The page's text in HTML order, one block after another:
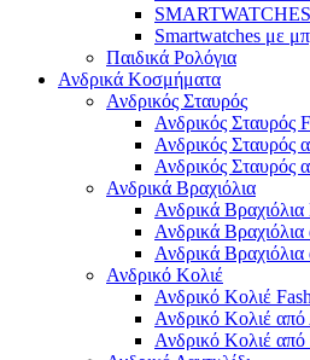
Smartwatches με
Παιδικά Ρολόγια
Ανδρικά Κοσμήματα
Ανδρικός Σταυρός
Ανδρικός Σταυρός
Ανδρικός Σταυρός
Ανδρικός Σταυρός
Ανδρικά Βραχιόλια
Ανδρικά
Ανδρικά
Ανδρικά
Ανδρικό Κολιέ
Ανδρικό Κολιέ
Ανδρικό Κολιέ
Ανδρικό Κολιέ